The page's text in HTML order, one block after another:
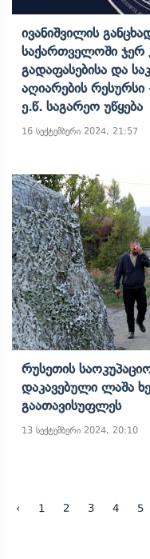
Ივანიშვილის
Საქართველოში Ჯერ
Გადაფასებისა Და
Აღიარების
Ე.წ. Საგარეო Უწყება
16 სექტემბერი 2024, 21:57
Რუსეთის
Დაკავებული Ლაშა
Გაათავისუფლეს
13 სექტემბერი 2024, 20:10
‹ 1 2 3 4 5